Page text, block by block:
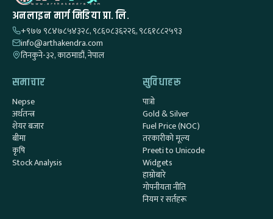
अनलाइन मार्ग मिडिया प्रा. लि.
+९७७ ९८४७८५४३२८, ९८६०८३६२२६, ९८६१८८२५९३
info@arthakendra.com
तिनकुने-३२, काठमाडौं, नेपाल
समाचार
Nepse
अर्थतन्त्र
शेयर बजार
बीमा
कृषि
Stock Analysis
सुविधाहरू
पात्रो
Gold & Silver
Fuel Price (NOC)
तरकारीको मूल्य
Preeti to Unicode
Widgets
हाम्रोबारे
गोपनीयता नीति
नियम र सर्तहरू